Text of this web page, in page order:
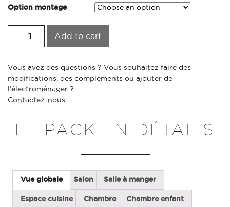
Option montage
Add to cart
Vous avez des questions ? Vous souhaitez faire des
modifications, des compléments ou ajouter de
l’électroménager ?
Contactez-nous
LE PACK EN DÉTAILS
Vue globale Salon Salle à manger
Espace cuisine Chambre Chambre enfant